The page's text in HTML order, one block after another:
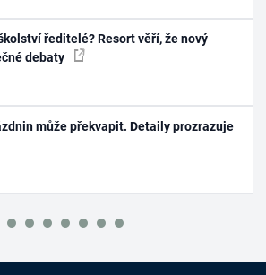
ředitelé? Resort věří, že nový
debaty
může překvapit. Detaily prozrazuje